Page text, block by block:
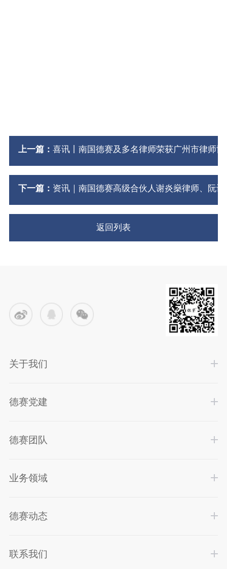
上一篇： 喜讯丨南国德赛及多名律师荣获广州市律师
下一篇： 资讯｜南国德赛高级合伙人谢炎燊律师、阮
返回列表
关于我们
德赛党建
德赛团队
业务领域
德赛动态
联系我们